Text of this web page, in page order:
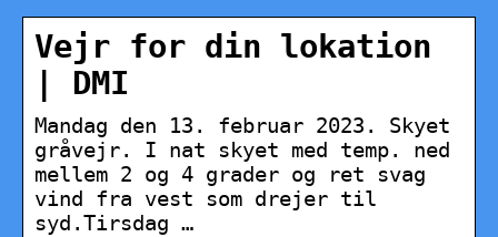
Vejr for din lokation
| DMI
Mandag den 13. februar 2023. Skyet
gråvejr. I nat skyet med temp. ned
mellem 2 og 4 grader og ret svag
vind fra vest som drejer til
syd.Tirsdag …